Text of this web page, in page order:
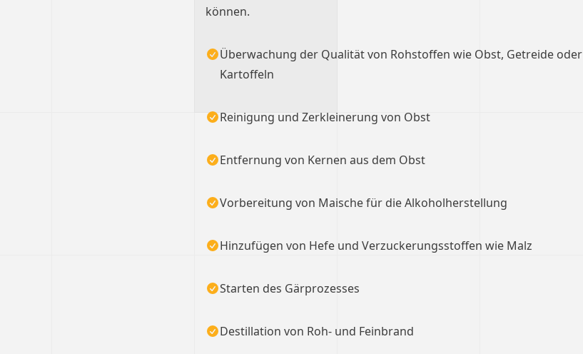
können.
Überwachung der Qualität von Rohstoffen wie Obst, Getreide oder
Kartoffeln
Reinigung und Zerkleinerung von Obst
Entfernung von Kernen aus dem Obst
Vorbereitung von Maische für die Alkoholherstellung
Hinzufügen von Hefe und Verzuckerungsstoffen wie Malz
Starten des Gärprozesses
Destillation von Roh- und Feinbrand